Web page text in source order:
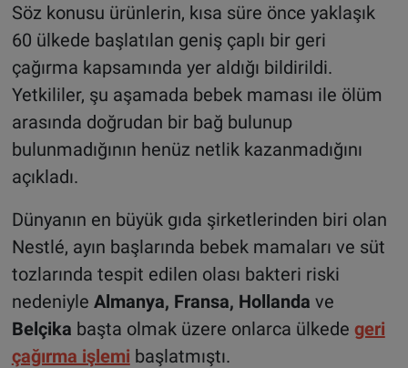
Söz konusu ürünlerin, kısa süre önce yaklaşık
60 ülkede başlatılan geniş çaplı bir geri
çağırma kapsamında yer aldığı bildirildi.
Yetkililer, şu aşamada bebek maması ile ölüm
arasında doğrudan bir bağ bulunup
bulunmadığının henüz netlik kazanmadığını
açıkladı.
Dünyanın en büyük gıda şirketlerinden biri olan
Nestlé, ayın başlarında bebek mamaları ve süt
tozlarında tespit edilen olası bakteri riski
nedeniyle Almanya, Fransa, Hollanda ve
Belçika başta olmak üzere onlarca ülkede geri
çağırma işlemi başlatmıştı.